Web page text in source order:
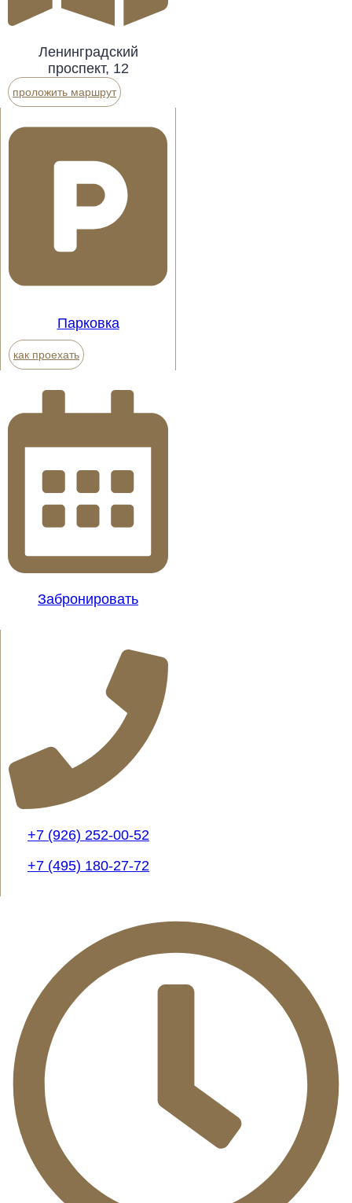
Ленинградский
проспект, 12
проложить маршрут
Парковка
как проехать
Забронировать
+7 (926) 252-00-52
+7 (495) 180-27-72